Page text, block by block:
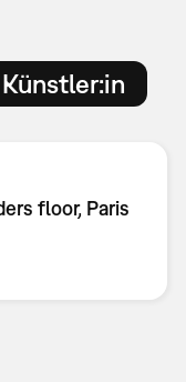
floor, Paris